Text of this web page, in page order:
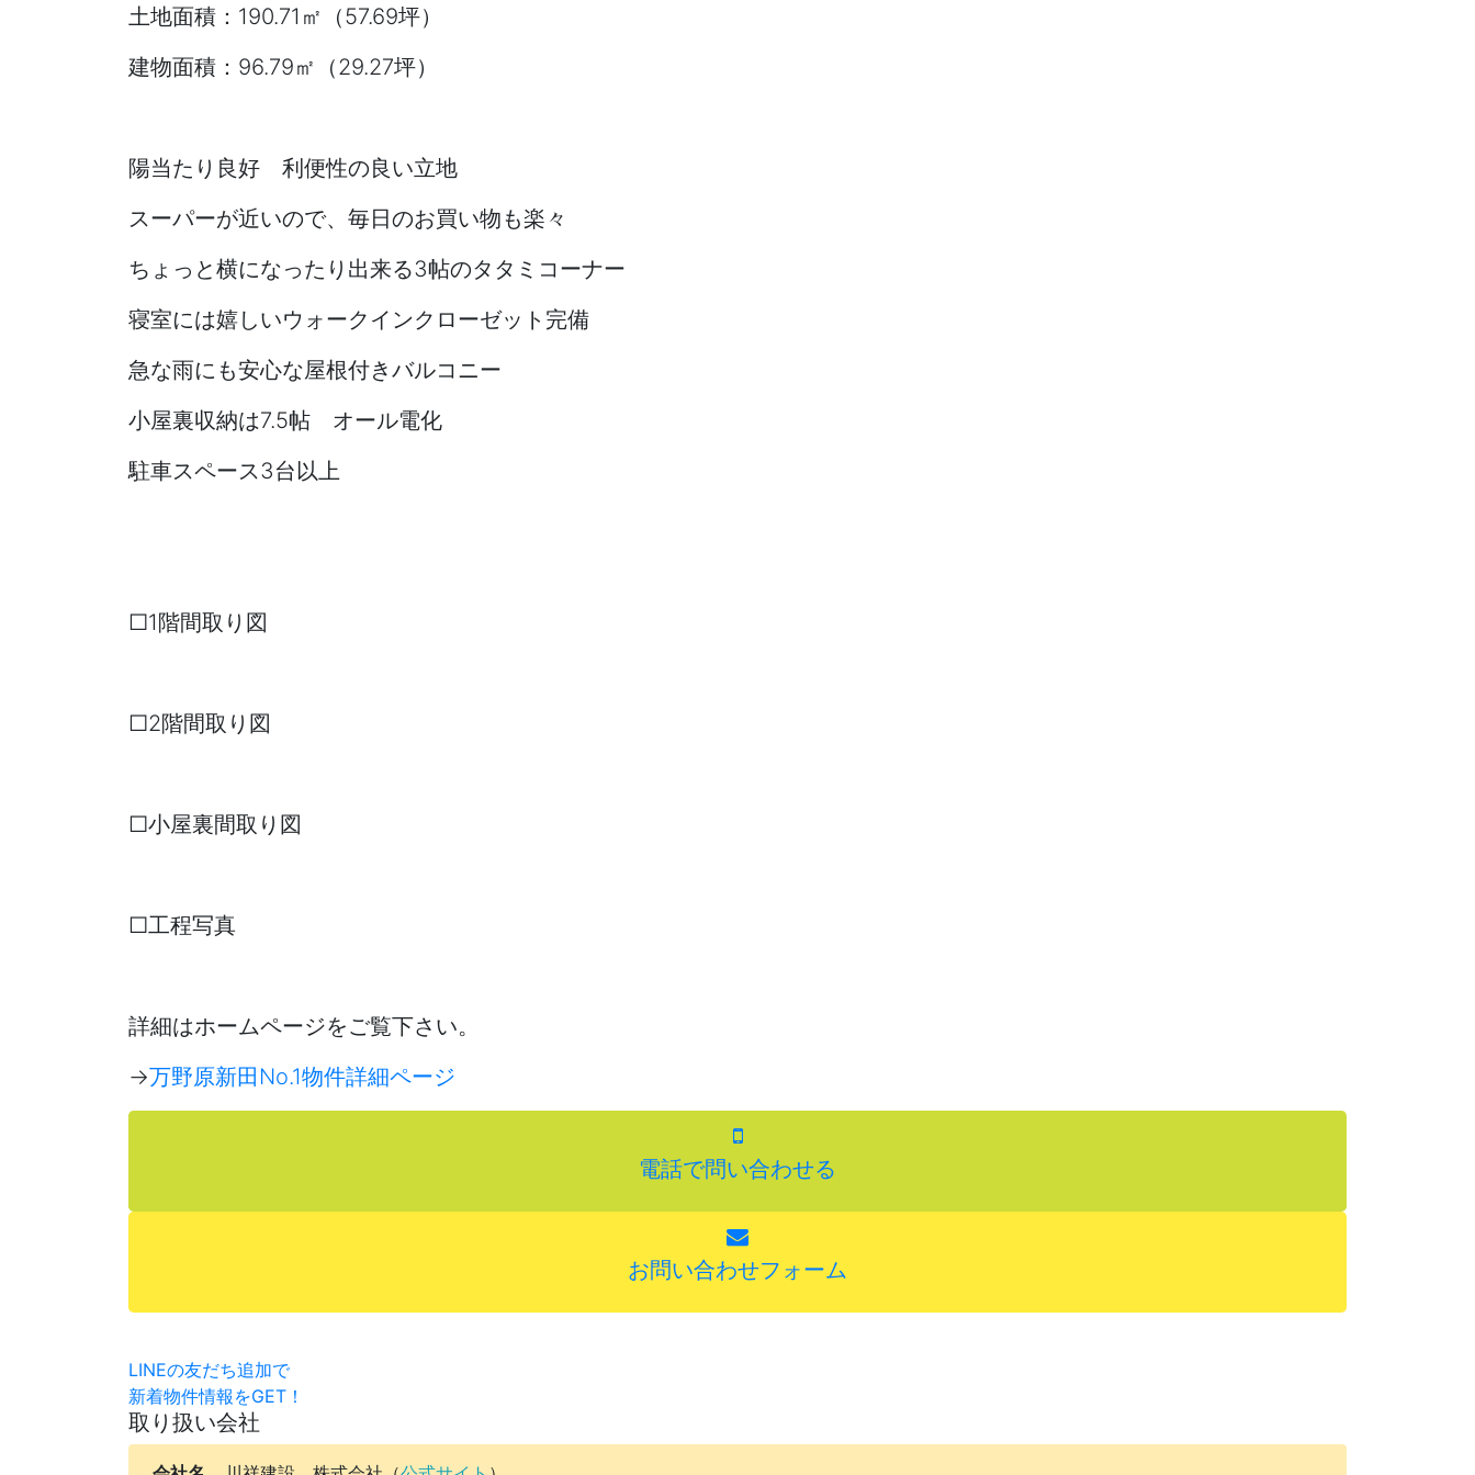
土地面積：190.71㎡（57.69坪）
建物面積：96.79㎡（29.27坪）
陽当たり良好 利便性の良い立地
スーパーが近いので、毎日のお買い物も楽々
ちょっと横になったり出来る3帖のタタミコーナー
寝室には嬉しいウォークインクローゼット完備
急な雨にも安心な屋根付きバルコニー
小屋裏収納は7.5帖 オール電化
駐車スペース3台以上
□1階間取り図
□2階間取り図
□小屋裏間取り図
□工程写真
詳細はホームページをご覧下さい。
→万野原新田No.1物件詳細ページ
電話で問い合わせる
お問い合わせフォーム
LINEの友だち追加で
新着物件情報をGET！
取り扱い会社